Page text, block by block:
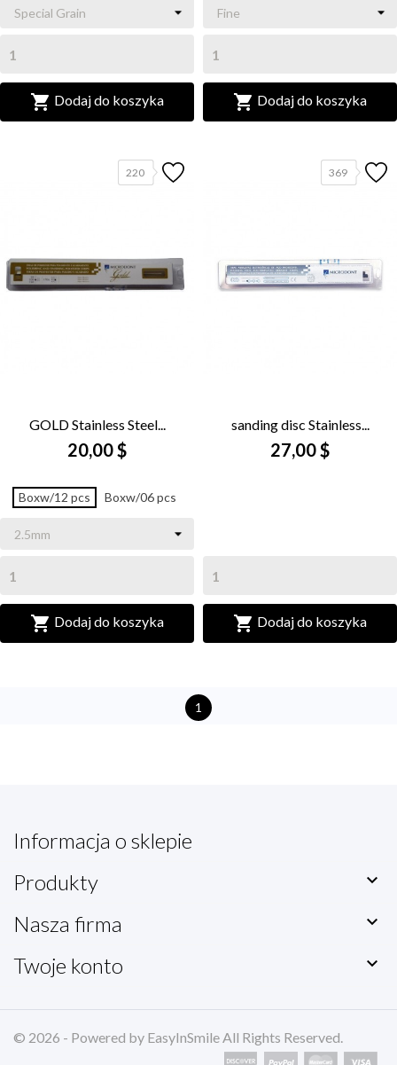
 Dodaj do koszyka  Dodaj do koszyka
220
GOLD Stainless Steel...
20,00 $
Boxw/12 pcs Boxw/06 pcs
 Dodaj do koszyka
369
sanding disc Stainless...
27,00 $
 Dodaj do koszyka
1
Informacja o sklepie
Produkty

Nasza firma 
Twoje konto 
© 2026 - Powered by EasyInSmile All Rights Reserved.